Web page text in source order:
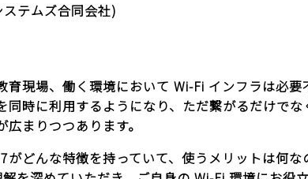
テムズ合同会社)
育現場、働く環境において Wi-Fi インフラは必
同時に利用するようになり、ただ繋がるだけで
広まりつつあります。
がどんな特徴を持っていて、使うメリットは何